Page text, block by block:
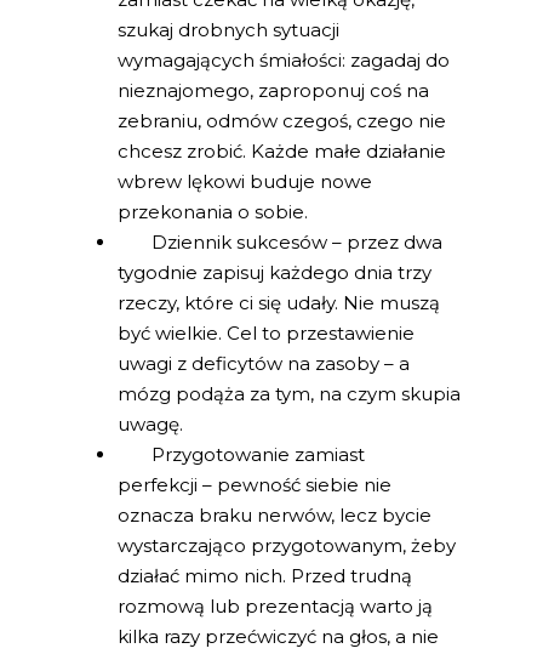
szukaj drobnych sytuacji
wymagających śmiałości: zagadaj do
nieznajomego, zaproponuj coś na
zebraniu, odmów czegoś, czego nie
chcesz zrobić. Każde małe działanie
wbrew lękowi buduje nowe
przekonania o sobie.
Dziennik sukcesów – przez dwa
tygodnie zapisuj każdego dnia trzy
rzeczy, które ci się udały. Nie muszą
być wielkie. Cel to przestawienie
uwagi z deficytów na zasoby – a
mózg podąża za tym, na czym skupia
uwagę.
Przygotowanie zamiast
perfekcji – pewność siebie nie
oznacza braku nerwów, lecz bycie
wystarczająco przygotowanym, żeby
działać mimo nich. Przed trudną
rozmową lub prezentacją warto ją
kilka razy przećwiczyć na głos, a nie